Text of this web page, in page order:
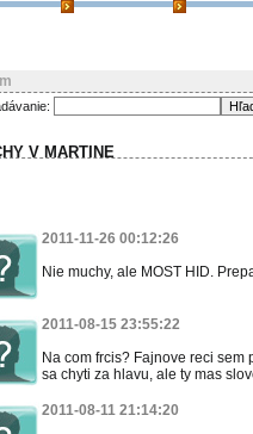
V MARTINE
2011-11-26 00:12:26
Nie muchy, ale MOST HID.
2011-08-15 23:55:22
Na com frcis? Fajnove reci
sa chyti za hlavu, ale ty mas
2011-08-11 21:14:20